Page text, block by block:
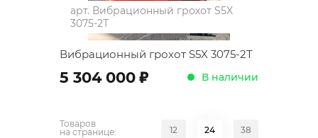
арт. Вибрационный грохот S5X
3075-2Т
Вибрационный грохот S5X 3075-2Т
5 304 000 ; В наличии
Товаров
на странице:
12 24 38